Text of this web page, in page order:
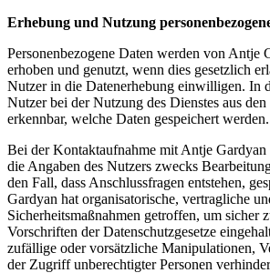
Erhebung und Nutzung
Personenbezogene Daten werden von Antje
erhoben und genutzt, wenn dies gesetzlich
Nutzer in die Datenerhebung einwilligen. In
Nutzer bei der Nutzung des Dienstes aus
erkennbar, welche Daten gespeichert werden.
Bei der Kontaktaufnahme mit Antje
die Angaben des Nutzers zwecks
den Fall, dass Anschlussfragen entstehen,
Gardyan hat organisatorische, vertragliche
Sicherheitsmaßnahmen getroffen, um sicher
Vorschriften der Datenschutzgesetze
zufällige oder vorsätzliche Manipulationen,
der Zugriff unberechtigter Personen